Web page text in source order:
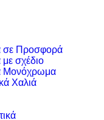
σε Προσφορά
με σχέδιο
Μονόχρωμα
Χαλιά